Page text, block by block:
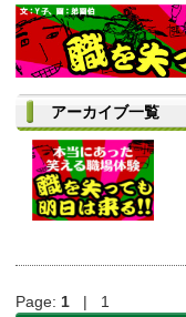
アーカイブ一覧
Page: 1 | 1